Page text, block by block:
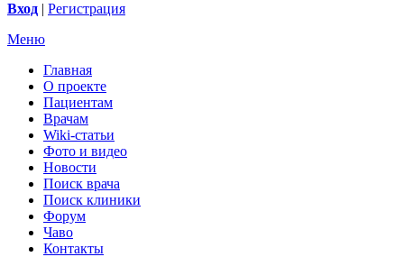
Вход | Регистрация
Меню
Главная
О проекте
Пациентам
Врачам
Wiki-статьи
Фото и видео
Новости
Поиск врача
Поиск клиники
Форум
Чаво
Контакты